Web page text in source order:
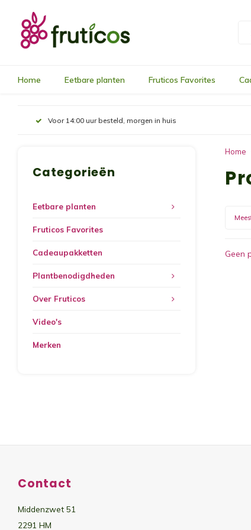
Home Eetbare planten Fruticos Favorites
Voor 14:00 uur besteld, morgen in huis
Categorieën
Eetbare planten
Fruticos Favorites
Cadeaupakketten
Plantbenodigdheden
Over Fruticos
Video's
Merken
Home
Geen
Contact
Middenzwet 51
2291 HM